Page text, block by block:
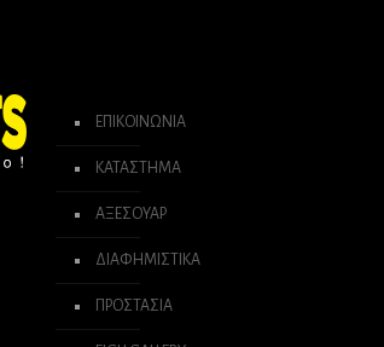
ΕΠΙΚΟΙΝΩΝΙΑ
ΚΑΤΑΣΤΗΜΑ
ΑΞΕΣΟΥΑΡ
ΔΙΑΦΗΜΙΣΤΙΚΑ
ΠΡΟΣΤΑΣΙΑ